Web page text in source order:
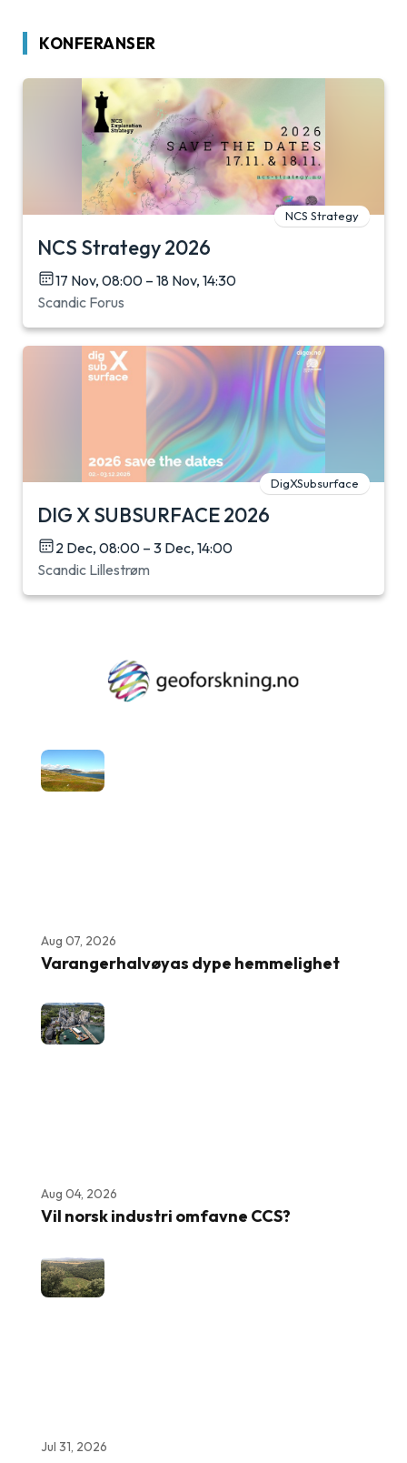
KONFERANSER
NCS Strategy
NCS Strategy 2026
17 Nov, 08:00 – 18 Nov, 14:30
Scandic Forus
DigXSubsurface
DIG X SUBSURFACE 2026
2 Dec, 08:00 – 3 Dec, 14:00
Scandic Lillestrøm
Aug 07, 2026
Varangerhalvøyas dype hemmelighet
Aug 04, 2026
Vil norsk industri omfavne CCS?
Jul 31, 2026